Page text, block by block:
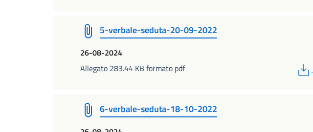
5-verbale-seduta-20-09-2022
26-08-2024
Allegato 283.44 KB formato pdf
6-verbale-seduta-18-10-2022